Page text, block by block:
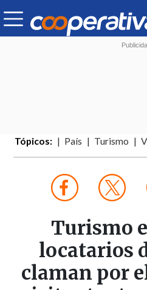
Tópicos: País Turismo
Turismo
locatarios
claman por